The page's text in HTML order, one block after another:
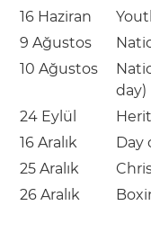
16 Haziran
9 Ağustos
10 Ağustos
day)
24 Eylül
16 Aralık
Day
25 Aralık
26 Aralık